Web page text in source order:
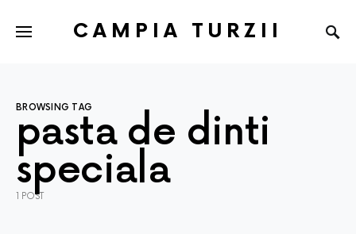
CAMPIA TURZII
BROWSING TAG
pasta de dinti
speciala
1 POST